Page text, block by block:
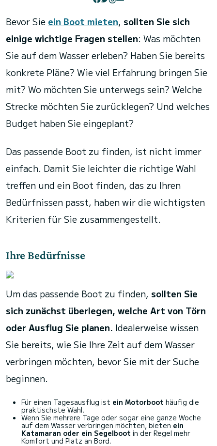
Bevor Sie ein Boot mieten, sollten Sie sich
einige wichtige Fragen stellen: Was möchten
Sie auf dem Wasser erleben? Haben Sie bereits
konkrete Pläne? Wie viel Erfahrung bringen Sie
mit? Wo möchten Sie unterwegs sein? Welche
Strecke möchten Sie zurücklegen? Und welches
Budget haben Sie eingeplant?
Das passende Boot zu finden, ist nicht immer
einfach. Damit Sie leichter die richtige Wahl
treffen und ein Boot finden, das zu Ihren
Bedürfnissen passt, haben wir die wichtigsten
Kriterien für Sie zusammengestellt.
Ihre Bedürfnisse
Um das passende Boot zu finden, sollten Sie
sich zunächst überlegen, welche Art von Törn
oder Ausflug Sie planen. Idealerweise wissen
Sie bereits, wie Sie Ihre Zeit auf dem Wasser
verbringen möchten, bevor Sie mit der Suche
beginnen.
Für einen Tagesausflug ist ein Motorboot häufig die
praktischste Wahl.
Wenn Sie mehrere Tage oder sogar eine ganze Woche
auf dem Wasser verbringen möchten, bieten ein
Katamaran oder ein Segelboot in der Regel mehr
Komfort und Platz an Bord.